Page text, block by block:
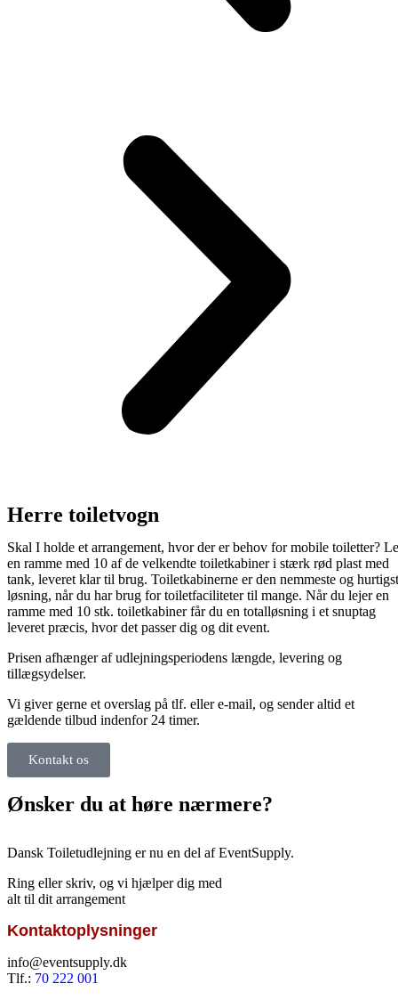
Herre toiletvogn
Skal I holde et arrangement, hvor der er behov for mobile toiletter?
en ramme med 10 af de velkendte toiletkabiner i stærk rød plast med
tank, leveret klar til brug. Toiletkabinerne er den nemmeste og
løsning, når du har brug for toiletfaciliteter til mange. Når du lejer en
ramme med 10 stk. toiletkabiner får du en totalløsning i et snuptag
leveret præcis, hvor det passer dig og dit event.
Prisen afhænger af udlejningsperiodens længde, levering og
tillægsydelser.
Vi giver gerne et overslag på tlf. eller e-mail, og sender altid et
gældende tilbud indenfor 24 timer.
Kontakt os
Ønsker du at høre nærmere?
Dansk Toiletudlejning er nu en del af EventSupply.
Ring eller skriv, og vi hjælper dig med
alt til dit arrangement
Kontaktoplysninger
info@eventsupply.dk
Tlf.: 70 222 001